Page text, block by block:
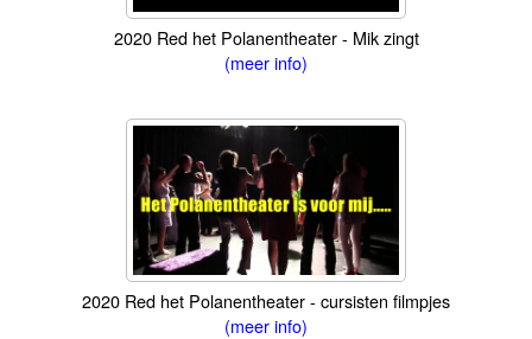
2020 Red het Polanentheater - Mik zingt
(meer info)
2020 Red het Polanentheater - cursisten filmpjes
(meer info)